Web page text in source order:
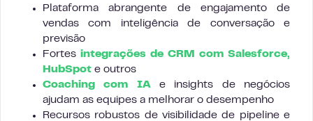
Plataforma abrangente de engajamento de
vendas com inteligência de conversação e
previsão
Fortes integrações de CRM com Salesforce,
HubSpot e outros
Coaching com IAe insights de negócios
ajudam as equipes a melhorar o desempenho
Recursos robustos de visibilidade de pipeline e